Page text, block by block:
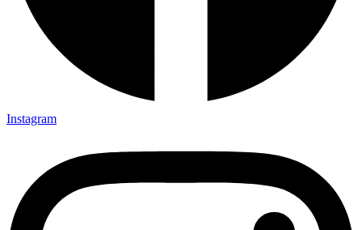
Instagram